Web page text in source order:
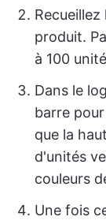
produit.
à 100
Dans le
barre
que la
d'unités
couleurs
Une fois